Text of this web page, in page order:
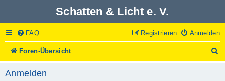
Schatten & Licht e. V.
FAQ Anmelden
Registrieren
Foren-Übersicht
u
Anmelden